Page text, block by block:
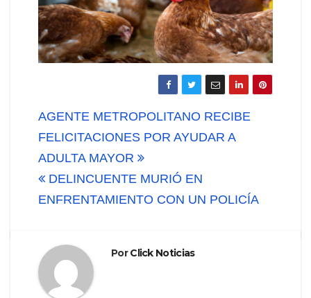
Navegación
de
entradas
AGENTE METROPOLITANO RECIBE
FELICITACIONES POR AYUDAR A
ADULTA MAYOR
DELINCUENTE MURIÓ EN
ENFRENTAMIENTO CON UN POLICÍA
PorClick Noticias